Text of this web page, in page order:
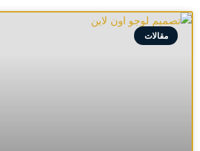
مقالات